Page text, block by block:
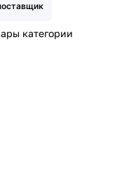
категории